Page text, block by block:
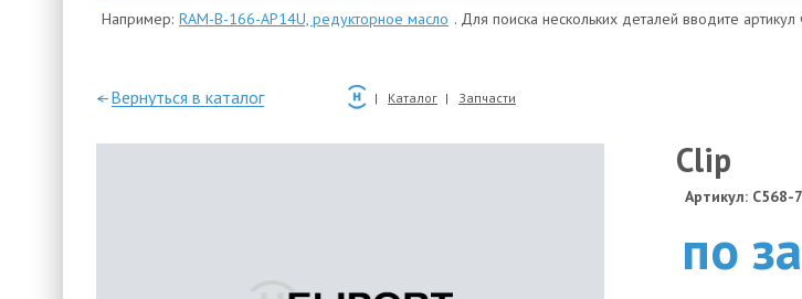
Например: RAM-B-166-AP14U, редукторное масло . Для поиска нескольких деталей вводите артикул
—Вернуться в каталог Каталог Запчасти
Clip
Артикул: C568-7
по